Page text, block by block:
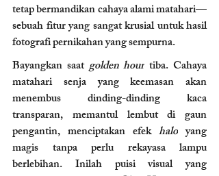
tetap bermandikan cahaya alami matahari—
sebuah fitur yang sangat krusial untuk hasil
fotografi pernikahan yang sempurna.
Bayangkan saat golden hour tiba. Cahaya
matahari senja yang keemasan akan
menembus dinding-dinding kaca
transparan, memantul lembut di gaun
pengantin, menciptakan efek halo yang
magis tanpa perlu rekayasa lampu
berlebihan. Inilah puisi visual yang